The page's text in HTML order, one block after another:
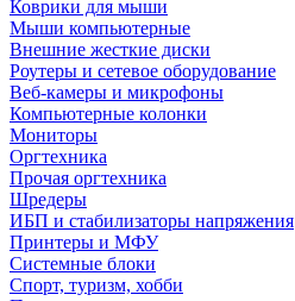
Коврики для мыши
Мыши компьютерные
Внешние жесткие диски
Роутеры и сетевое оборудование
Веб-камеры и микрофоны
Компьютерные колонки
Мониторы
Оргтехника
Прочая оргтехника
Шредеры
ИБП и стабилизаторы напряжения
Принтеры и МФУ
Системные блоки
Спорт, туризм, хобби